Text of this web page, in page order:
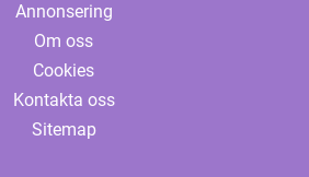
Annonsering
Om oss
Cookies
Kontakta oss
Sitemap